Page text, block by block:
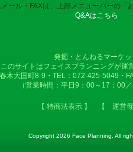
ール・FAXは、上部メニューバーの「
Q&Aはこちら
発掘・とんねるマーケ
このサイトはフェイスプランニングが運
木大国町8-9・TEL：072-425-5049・
（営業時間：平日9：00～17：00
【 特商法表示 】 【 運営
Copyright 2026 Face Planning. All